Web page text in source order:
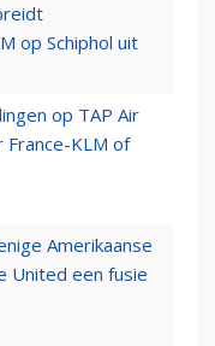
op Schiphol uit
op TAP Air
KLM of
Amerikaanse
United een fusie